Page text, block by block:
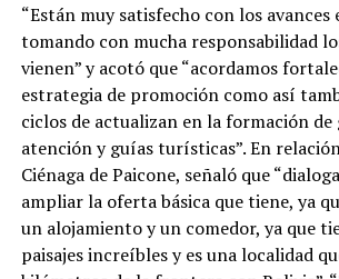
“Están muy satisfecho con los avances
tomando con mucha responsabilidad
vienen” y acotó que “acordamos
estrategia de promoción como así
ciclos de actualizan en la formación
atención y guías turísticas”. En
Ciénaga de Paicone, señaló que
ampliar la oferta básica que tiene, ya
un alojamiento y un comedor, ya que
paisajes increíbles y es una localidad